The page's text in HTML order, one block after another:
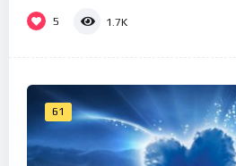
5 1.7K
61